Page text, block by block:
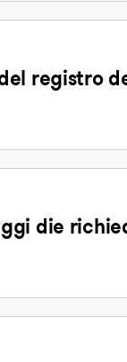
registro
die